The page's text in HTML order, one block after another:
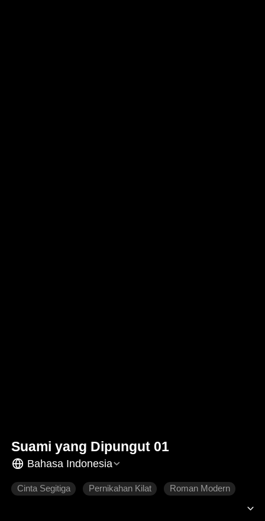
Suami yang Dipungut 01
Bahasa Indonesia
Cinta Segitiga Pernikahan Kilat Roman Modern